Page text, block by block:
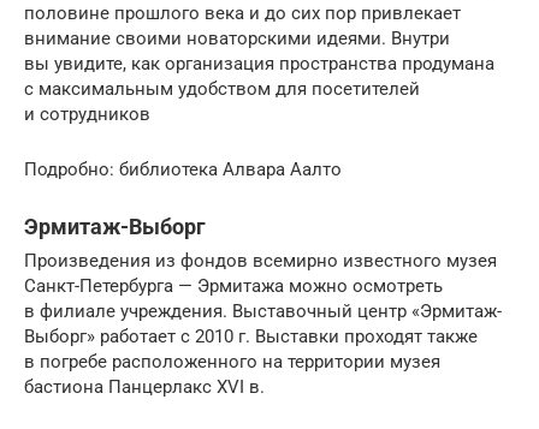
половине прошлого века и до сих пор привлекает
внимание своими новаторскими идеями. Внутри
вы увидите, как организация пространства продумана
с максимальным удобством для посетителей
и сотрудников
Подробно: библиотека Алвара Аалто
Эрмитаж-Выборг
Произведения из фондов всемирно известного музея
Санкт-Петербурга — Эрмитажа можно осмотреть
в филиале учреждения. Выставочный центр «Эрмитаж-
Выборг» работает с 2010 г. Выставки проходят также
в погребе расположенного на территории музея
бастиона Панцерлакс XVI в.